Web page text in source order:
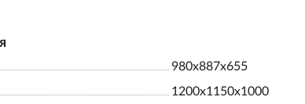
980х887х655
1200х1150х1000